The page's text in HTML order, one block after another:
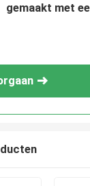
gemaakt met